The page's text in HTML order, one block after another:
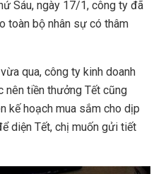
Sáu, ngày 17/1, công ty đã
toàn bộ nhân sự có thâm
qua, công ty kinh doanh
nên tiền thưởng Tết cũng
kế hoạch mua sắm cho dịp
diện Tết, chị muốn gửi tiết